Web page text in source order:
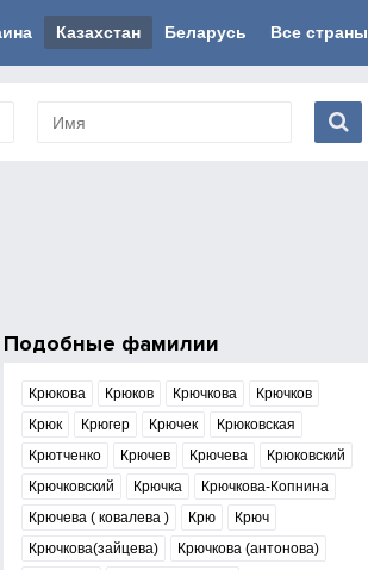
Казахстан Беларусь Все страны
Подобные фамилии
Крюкова Крюков Крючкова
Крючков
Крюк
Крюгер Крючек
Крюковская
Крютченко
Крючев Крючева
Крюковский
Крючковский
Крючка
Крючкова-Копнина
Крючева ( ковалева )
Крю
Крюч
Крючкова(зайцева)
Крючкова (антонова)